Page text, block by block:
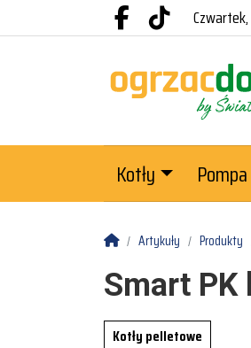
Przejdź do głównych treści
Przejdź do wyszukiwarki
Przejdź do głównego menuFacebook.com
Tiktok.com
Kotły
Komin
Paliwo
Strona główna
Artykuły Produkty
Smart PK
Kotły pelletowe